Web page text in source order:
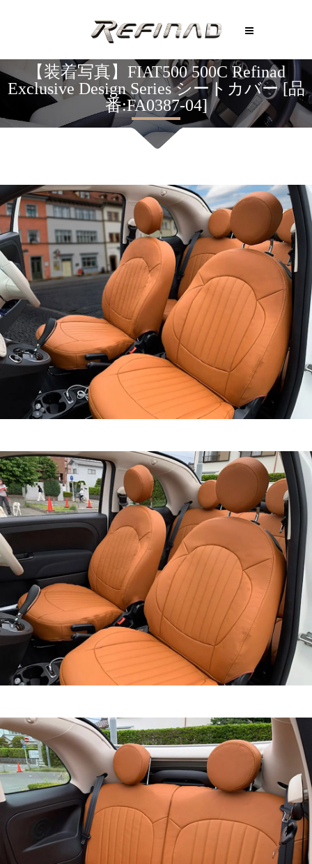
【装着写真】FIAT500 500C Refinad
Exclusive Design Series シートカバー [品
番:FA0387-04]